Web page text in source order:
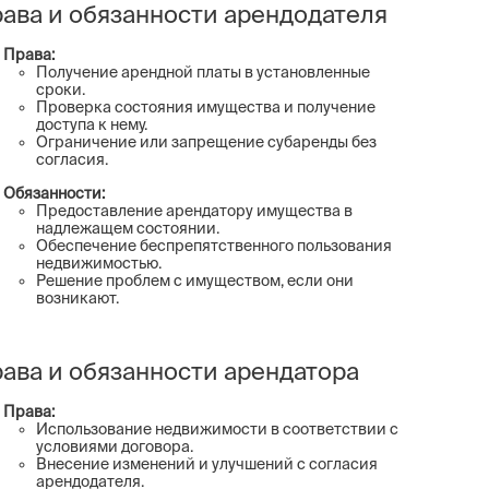
и обязанности арендодателя
Права:
Получение арендной платы в установленные
сроки.
Проверка состояния имущества и получение
доступа к нему.
Ограничение или запрещение субаренды без
согласия.
Обязанности:
Предоставление арендатору имущества в
надлежащем состоянии.
Обеспечение беспрепятственного пользования
недвижимостью.
Решение проблем с имуществом, если они
возникают.
и обязанности арендатора
Права:
Использование недвижимости в соответствии с
условиями договора.
Внесение изменений и улучшений с согласия
арендодателя.